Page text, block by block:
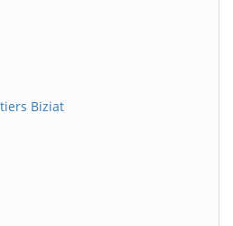
Biziat